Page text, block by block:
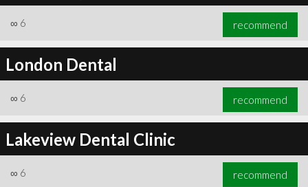
∞ 6 recommend
London Dental
∞ 6 recommend
Lakeview Dental Clinic
∞ 6 recommend